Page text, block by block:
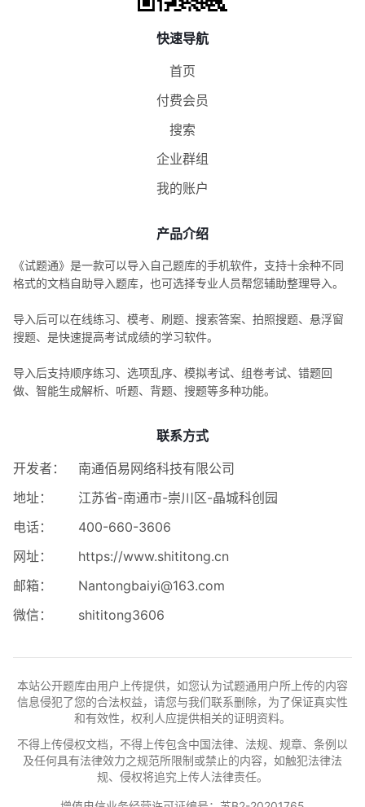
快速导航
首页
付费会员
搜索
企业群组
我的账户
产品介绍
《试题通》是一款可以导入自己题库的手机软件，支持十余种不同
格式的文档自助导入题库，也可选择专业人员帮您辅助整理导入。
导入后可以在线练习、模考、刷题、搜索答案、拍照搜题、悬浮窗
搜题、是快速提高考试成绩的学习软件。
导入后支持顺序练习、选项乱序、模拟考试、组卷考试、错题回
做、智能生成解析、听题、背题、搜题等多种功能。
联系方式
开发者：
南通佰易网络科技有限公司
地址：
江苏省-南通市-崇川区-晶城科创园
电话：
400-660-3606
网址：
https://www.shititong.cn
邮箱：
Nantongbaiyi@163.com
微信：
shititong3606
本站公开题库由用户上传提供，如您认为试题通用户所上传的内容
信息侵犯了您的合法权益，请您与我们联系删除，为了保证真实性
和有效性，权利人应提供相关的证明资料。
不得上传侵权文档，不得上传包含中国法律、法规、规章、条例以
及任何具有法律效力之规范所限制或禁止的内容，如触犯法律法
规、侵权将追究上传人法律责任。